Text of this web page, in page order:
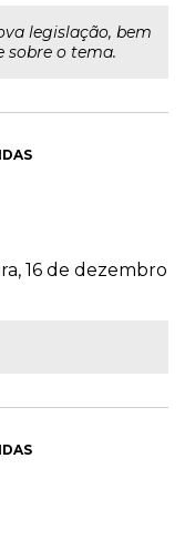
legislação, bem
sobre o tema.
16 de dezembro